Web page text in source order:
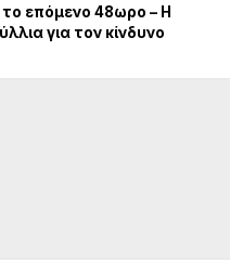
επόμενο 48ωρο – Η
για τον κίνδυνο